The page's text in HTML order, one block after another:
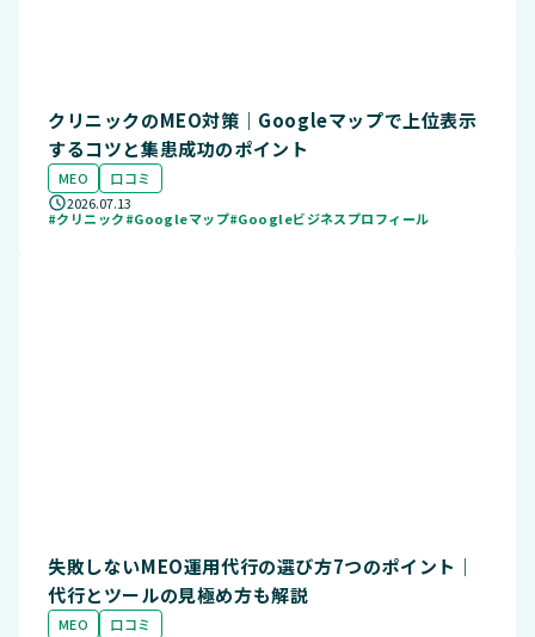
クリニックのMEO対策｜Googleマップで上位表示
するコツと集患成功のポイント
MEO
口コミ
2026.07.13
#クリニック#Googleマップ#Googleビジネスプロフィール
失敗しないMEO運用代行の選び方7つのポイント｜
代行とツールの見極め方も解説
MEO
口コミ